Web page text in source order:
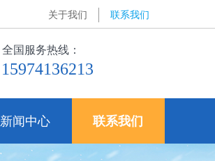
关于我们 联系我们
全国服务热线：
15974136213
新闻中心 联系我们